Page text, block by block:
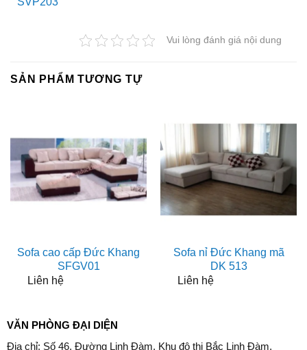
Vui lòng đánh giá nội dung
SẢN PHẨM TƯƠNG TỰ
Sofa cao cấp Đức Khang
SFGV01
Liên hệ
Sofa nỉ Đức Khang mã
DK 513
Liên hệ
VĂN PHÒNG ĐẠI DIỆN
Địa chỉ: Số 46, Đường Linh Đàm, Khu đô thị Bắc Linh Đàm,